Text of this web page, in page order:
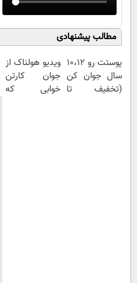
مطالب پیشنهادی
پوستت رو 10،12
سال جوان کن
(تخفیف تا
ویدیو هولناک از
جوان کارتن
خوابی که